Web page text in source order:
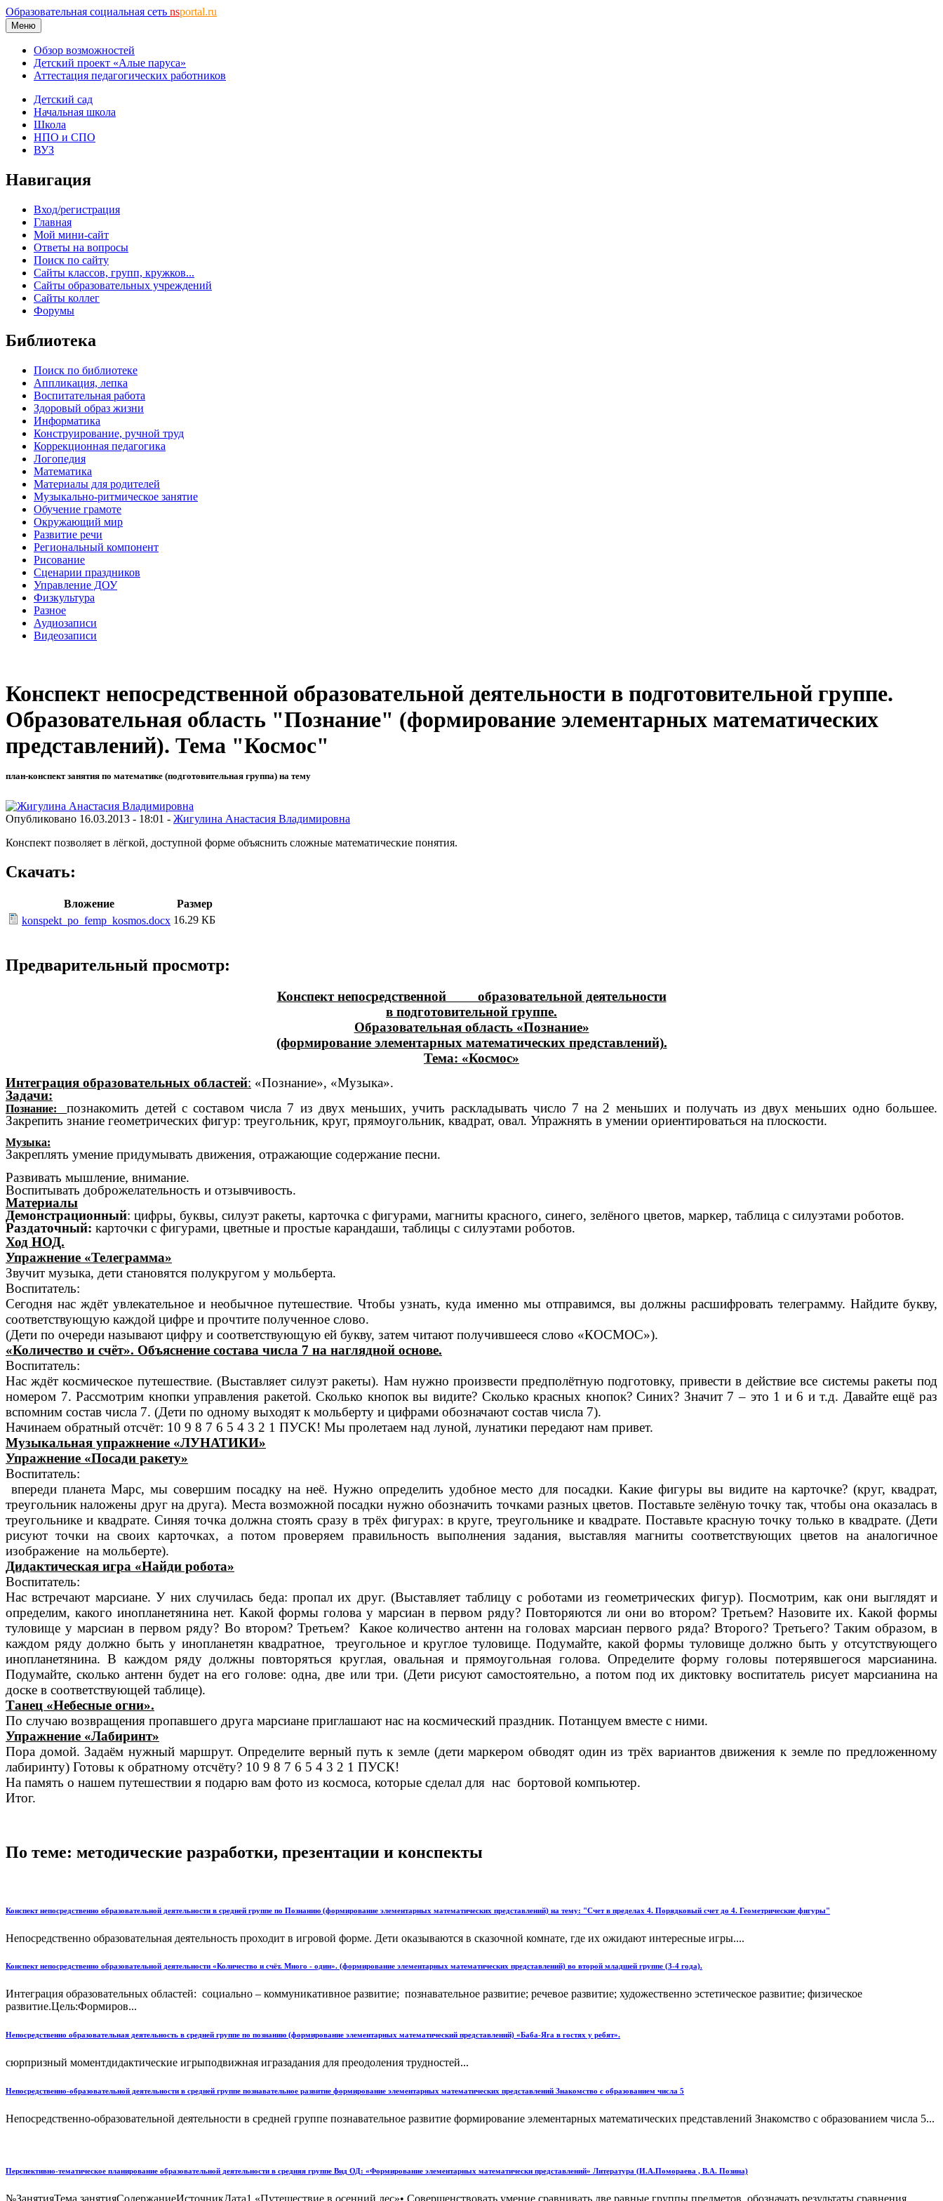
Образовательная социальная сеть nsportal.ru
Меню
Обзор возможностей
Детский проект «Алые паруса»
Аттестация педагогических работников
Детский сад
Начальная школа
Школа
НПО и СПО
ВУЗ
Навигация
Вход/регистрация
Главная
Мой мини-сайт
Ответы на вопросы
Поиск по сайту
Сайты классов, групп, кружков...
Сайты образовательных учреждений
Сайты коллег
Форумы
Библиотека
Поиск по библиотеке
Аппликация, лепка
Воспитательная работа
Здоровый образ жизни
Информатика
Конструирование, ручной труд
Коррекционная педагогика
Логопедия
Математика
Материалы для родителей
Музыкально-ритмическое занятие
Обучение грамоте
Окружающий мир
Развитие речи
Региональный компонент
Рисование
Сценарии праздников
Управление ДОУ
Физкультура
Разное
Аудиозаписи
Видеозаписи
Конспект непосредственной образовательной деятельности в подготовительной группе.
Образовательная область "Познание" (формирование элементарных математических
представлений). Тема "Космос"
план-конспект занятия по математике (подготовительная группа) на тему
Опубликовано 16.03.2013 - 18:01 - Жигулина Анастасия Владимировна
Конспект позволяет в лёгкой, доступной форме объяснить сложные математические понятия.
Скачать:
Вложение
Размер
konspekt_po_femp_kosmos.docx 16.29 КБ
Предварительный просмотр:
Конспект непосредственной образовательной деятельности
в подготовительной группе.
Образовательная область «Познание»
(формирование элементарных математических представлений).
Тема: «Космос»
Интеграция образовательных областей: «Познание», «Музыка».
Задачи:
Познание:познакомить детей с составом числа 7 из двух меньших, учить раскладывать число 7 на 2 меньших и получать из двух меньших одно большее.
Закрепить знание геометрических фигур: треугольник, круг, прямоугольник, квадрат, овал. Упражнять в умении ориентироваться на плоскости.
Музыка:
Закреплять умение придумывать движения, отражающие содержание песни.
Развивать мышление, внимание.
Воспитывать доброжелательность и отзывчивость.
Материалы
Демонстрационный: цифры, буквы, силуэт ракеты, карточка с фигурами, магниты красного, синего, зелёного цветов, маркер, таблица с силуэтами роботов.
Раздаточный: карточки с фигурами, цветные и простые карандаши, таблицы с силуэтами роботов.
Ход НОД.
Упражнение «Телеграмма»
Звучит музыка, дети становятся полукругом у мольберта.
Воспитатель:
Сегодня нас ждёт увлекательное и необычное путешествие. Чтобы узнать, куда именно мы отправимся, вы должны расшифровать телеграмму. Найдите букву,
соответствующую каждой цифре и прочтите полученное слово.
(Дети по очереди называют цифру и соответствующую ей букву, затем читают получившееся слово «КОСМОС»).
«Количество и счёт». Объяснение состава числа 7 на наглядной основе.
Воспитатель:
Нас ждёт космическое путешествие. (Выставляет силуэт ракеты). Нам нужно произвести предполётную подготовку, привести в действие все системы ракеты под
номером 7. Рассмотрим кнопки управления ракетой. Сколько кнопок вы видите? Сколько красных кнопок? Синих? Значит 7 – это 1 и 6 и т.д. Давайте ещё раз
вспомним состав числа 7. (Дети по одному выходят к мольберту и цифрами обозначают состав числа 7).
Начинаем обратный отсчёт: 10 9 8 7 6 5 4 3 2 1 ПУСК! Мы пролетаем над луной, лунатики передают нам привет.
Музыкальная упражнение «ЛУНАТИКИ»
Упражнение «Посади ракету»
Воспитатель:
впереди планета Марс, мы совершим посадку на неё. Нужно определить удобное место для посадки. Какие фигуры вы видите на карточке? (круг, квадрат,
треугольник наложены друг на друга). Места возможной посадки нужно обозначить точками разных цветов. Поставьте зелёную точку так, чтобы она оказалась в
треугольнике и квадрате. Синяя точка должна стоять сразу в трёх фигурах: в круге, треугольнике и квадрате. Поставьте красную точку только в квадрате. (Дети
рисуют точки на своих карточках, а потом проверяем правильность выполнения задания, выставляя магниты соответствующих цветов на аналогичное
изображение на мольберте).
Дидактическая игра «Найди робота»
Воспитатель:
Нас встречают марсиане. У них случилась беда: пропал их друг. (Выставляет таблицу с роботами из геометрических фигур). Посмотрим, как они выглядят и
определим, какого инопланетянина нет. Какой формы голова у марсиан в первом ряду? Повторяются ли они во втором? Третьем? Назовите их. Какой формы
туловище у марсиан в первом ряду? Во втором? Третьем? Какое количество антенн на головах марсиан первого ряда? Второго? Третьего? Таким образом, в
каждом ряду должно быть у инопланетян квадратное, треугольное и круглое туловище. Подумайте, какой формы туловище должно быть у отсутствующего
инопланетянина. В каждом ряду должны повторяться круглая, овальная и прямоугольная голова. Определите форму головы потерявшегося марсианина.
Подумайте, сколько антенн будет на его голове: одна, две или три. (Дети рисуют самостоятельно, а потом под их диктовку воспитатель рисует марсианина на
доске в соответствующей таблице).
Танец «Небесные огни».
По случаю возвращения пропавшего друга марсиане приглашают нас на космический праздник. Потанцуем вместе с ними.
Упражнение «Лабиринт»
Пора домой. Задаём нужный маршрут. Определите верный путь к земле (дети маркером обводят один из трёх вариантов движения к земле по предложенному
лабиринту) Готовы к обратному отсчёту? 10 9 8 7 6 5 4 3 2 1 ПУСК!
На память о нашем путешествии я подарю вам фото из космоса, которые сделал для нас бортовой компьютер.
Итог.
По теме: методические разработки, презентации и конспекты
Конспект непосредственно образовательной деятельности в средней группе по Познанию (формирование элементарных математических представлений) на тему: "Счет в пределах 4. Порядковый счет до 4. Геометрические фигуры"
Непосредственно образовательная деятельность проходит в игровой форме. Дети оказываются в сказочной комнате, где их ожидают интересные игры....
Конспект непосредственно образовательной деятельности «Количество и счёт. Много - один». (формирование элементарных математических представлений) во второй младшей группе (3-4 года).
Интеграция образовательных областей: социально – коммуникативное развитие; познавательное развитие; речевое развитие; художественно эстетическое развитие; физическое
развитие.Цель:Формиров...
Непосредственно образовательная деятельность в средней группе по познанию (формирование элементарных математический представлений) «Баба-Яга в гостях у ребят».
сюрпризный моментдидактические игрыподвижная игразадания для преодоления трудностей...
Непосредственно-образовательной деятельности в средней группе познавательное развитие формирование элементарных математических представлений Знакомство с образованием числа 5
Непосредственно-образовательной деятельности в средней группе познавательное развитие формирование элементарных математических представлений Знакомство с образованием числа 5...
Перспективно-тематическое планирование образовательной деятельности в средняя группе Вид ОД: «Формирование элементарных математически представлений» Литература (И.А.Помораева , В.А. Позина)